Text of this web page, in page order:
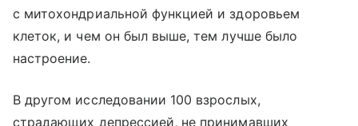
с митохондриальной функцией и здоровьем
клеток, и чем он был выше, тем лучше было
настроение.
В другом исследовании 100 взрослых,
страдающих депрессией, не принимавших